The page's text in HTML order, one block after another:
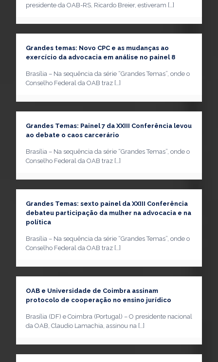
presidente da OAB-RS, Ricardo Breier, estiveram […]
Grandes temas: Novo CPC e as mudanças ao
exercício da advocacia em análise no painel 8
Brasília – Na sequência da série “Grandes Temas”, onde o
Conselho Federal da OAB traz […]
Grandes Temas: Painel 7 da XXIII Conferência levou
ao debate o caos carcerário
Brasília – Na sequência da série “Grandes Temas”, onde o
Conselho Federal da OAB traz […]
Grandes Temas: sexto painel da XXIII Conferência
debateu participação da mulher na advocacia e na
política
Brasília – Na sequência da série “Grandes Temas”, onde o
Conselho Federal da OAB traz […]
OAB e Universidade de Coimbra assinam
protocolo de cooperação no ensino jurídico
Brasília (DF) e Coimbra (Portugal) – O presidente nacional
da OAB, Claudio Lamachia, assinou na […]